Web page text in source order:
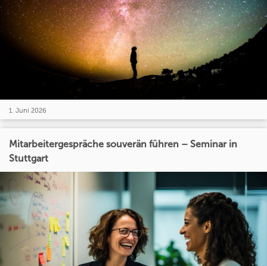
1. Juni 2026
Mitarbeitergespräche souverän führen – Seminar in
Stuttgart